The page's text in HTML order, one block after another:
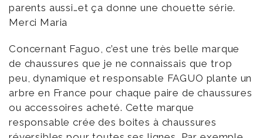
parents aussi…et ça donne une chouette série.
Merci Maria
Concernant Faguo, c’est une très belle marque
de chaussures que je ne connaissais que trop
peu, dynamique et responsable FAGUO plante un
arbre en France pour chaque paire de chaussures
ou accessoires acheté. Cette marque
responsable crée des boites à chaussures